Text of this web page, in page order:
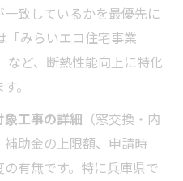
致しているかを最優先に
「みらいエコ住宅事業
など、断熱性能向上に特化
。
象工事の詳細 （窓交換・内
助金の上限額、申請時
有無です。特に兵庫県で